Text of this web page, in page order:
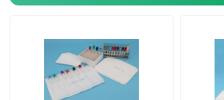
Abkühlende Gel-Sätze